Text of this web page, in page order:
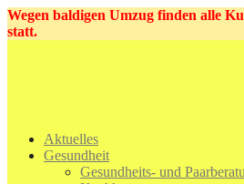
Wegen baldigen Umzug finden alle
statt.
Aktuelles
Gesundheit
Gesundheits- und